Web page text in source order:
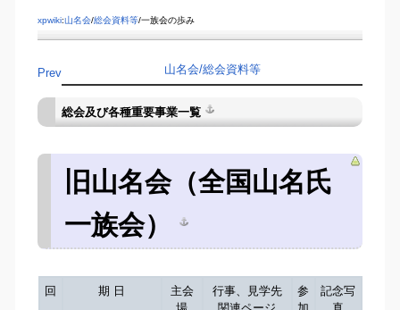
xpwiki:山名会/総会資料等/一族会の歩み
Prev 山名会​/総会資料等
総会及び各種重要事業一覧
旧山名会（全国山名氏
一族会）
回 期 日
主会
行事、見学先
参
記念写